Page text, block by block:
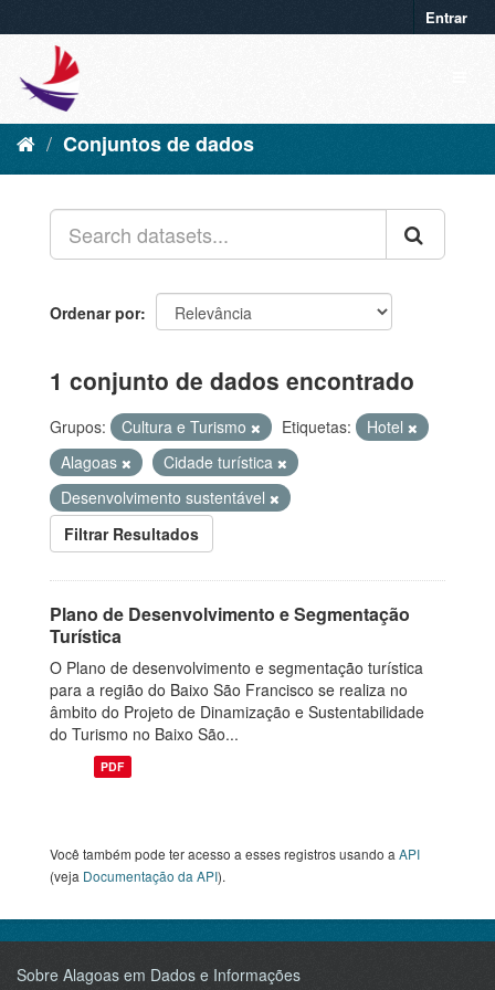
Entrar
Conjuntos de dados
Ordenar por
1 conjunto de dados encontrado
Grupos: Cultura e Turismo Etiquetas:
Hotel
Alagoas
Cidade turística
Desenvolvimento sustentável
Filtrar Resultados
Plano de Desenvolvimento e Segmentação
Turística
O Plano de desenvolvimento e segmentação turística
para a região do Baixo São Francisco se realiza no
âmbito do Projeto de Dinamização e Sustentabilidade
do Turismo no Baixo São...
PDF
Você também pode ter acesso a esses registros usando a API
(veja Documentação da API).
Sobre Alagoas em Dados e Informações